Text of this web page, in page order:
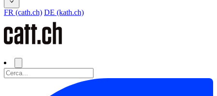
FR (cath.ch) DE (kath.ch)